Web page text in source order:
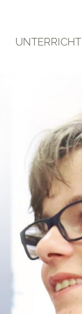
UNTERRICHT